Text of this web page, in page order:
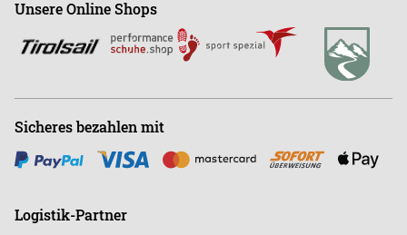
Büro+43 (0)676-9408501
Unsere Online Shops
Sicheres bezahlen mit
Logistik-Partner